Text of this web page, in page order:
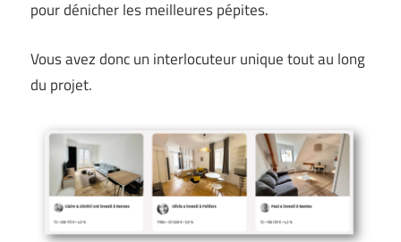
pour dénicher les meilleures pépites.
Vous avez donc un interlocuteur unique tout au long
du projet.